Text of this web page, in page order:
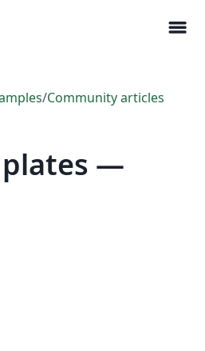
menu
/Community articles
—